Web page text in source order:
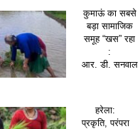
कुमाऊं का सबसे
बड़ा सामाजिक
समूह “खस” रहा
:
आर. डी. सनवाल
हरेला:
प्रकृति, परंपरा